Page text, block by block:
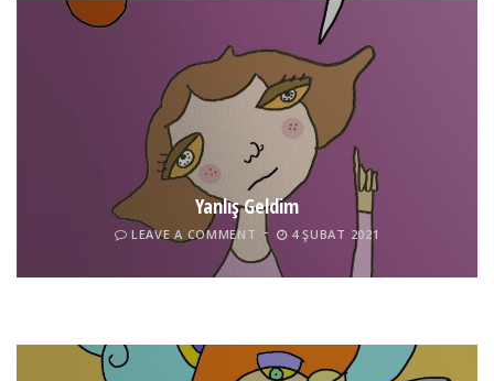
Yanlış Geldim
LEAVE A COMMENT 4 ŞUBAT 2021
Tel İnsan
LEAVE A COMMENT 4 ŞUBAT 2021